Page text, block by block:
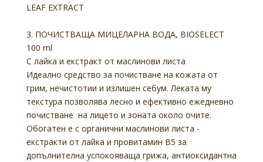
LEAF EXTRACT
3. ПОЧИСТВАЩА МИЦЕЛАРНА ВОДА, BIOSELECT
100 ml
С лайка и екстракт от маслинови листа
Идеално средство за почистване на кожата от
грим, нечистотии и излишен себум. Леката му
текстура позволява лесно и ефективно ежедневно
почистване на лицето и зоната около очите.
Обогатен е с органични маслинови листа -
екстракти от лайка и провитамин В5 за
допълнителна успокояваща грижа, антиоксидантна